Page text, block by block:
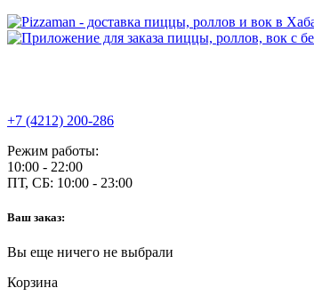
+7 (4212) 200-286
Режим работы:
10:00 - 22:00
ПТ, СБ: 10:00 - 23:00
Ваш заказ:
Вы еще ничего не выбрали
Корзина